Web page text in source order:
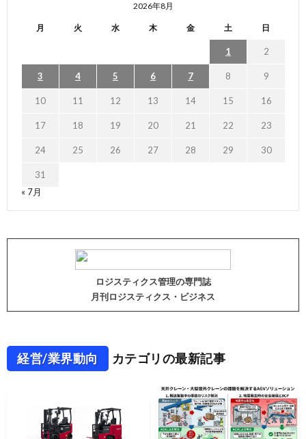
2026年8月
月 火 水 木 金 土 日
1 2
3 4 5 6 7 8 9
10 11 12 13 14 15 16
17 18 19 20 21 22 23
24 25 26 27 28 29 30
31
« 7月
ロジスティクス管理の専門誌
月刊ロジスティクス・ビジネス
経営/業界動向 カテゴリの最新記事